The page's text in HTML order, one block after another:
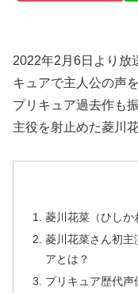
2022年2月6日より放
キュアで主人公の声
プリキュア過去作も
主役を射止めた菱川
菱川花菜（ひしか
菱川花菜さん初
アとは？
プリキュア歴代声